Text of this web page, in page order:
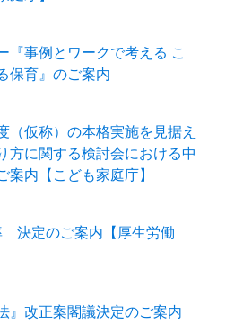
『事例とワークで考える こ
保育』のご案内
（仮称）の本格実施を見据え
方に関する検討会における中
内【こども家庭庁】
決定のご案内【厚生労働
』改正案閣議決定のご案内